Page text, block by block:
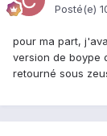
Posté(e)
pour ma part,
version de boype
retourné sous